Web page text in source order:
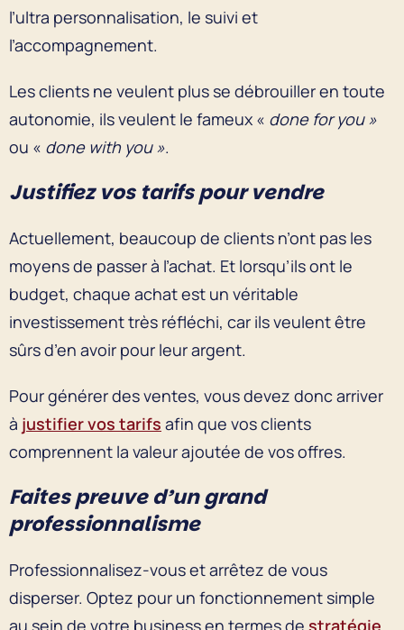
l’ultra personnalisation, le suivi et
l’accompagnement.
Les clients ne veulent plus se débrouiller en toute
autonomie, ils veulent le fameux « done for you »
ou « done with you ».
Justifiez vos tarifs pour vendre
Actuellement, beaucoup de clients n’ont pas les
moyens de passer à l’achat. Et lorsqu’ils ont le
budget, chaque achat est un véritable
investissement très réfléchi, car ils veulent être
sûrs d’en avoir pour leur argent.
Pour générer des ventes, vous devez donc arriver
à justifier vos tarifs afin que vos clients
comprennent la valeur ajoutée de vos offres.
Faites preuve d’un grand
professionnalisme
Professionnalisez-vous et arrêtez de vous
disperser. Optez pour un fonctionnement simple
au sein de votre business en termes de stratégie